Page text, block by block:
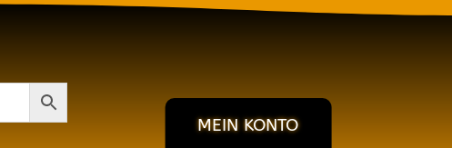
MEIN KONTO